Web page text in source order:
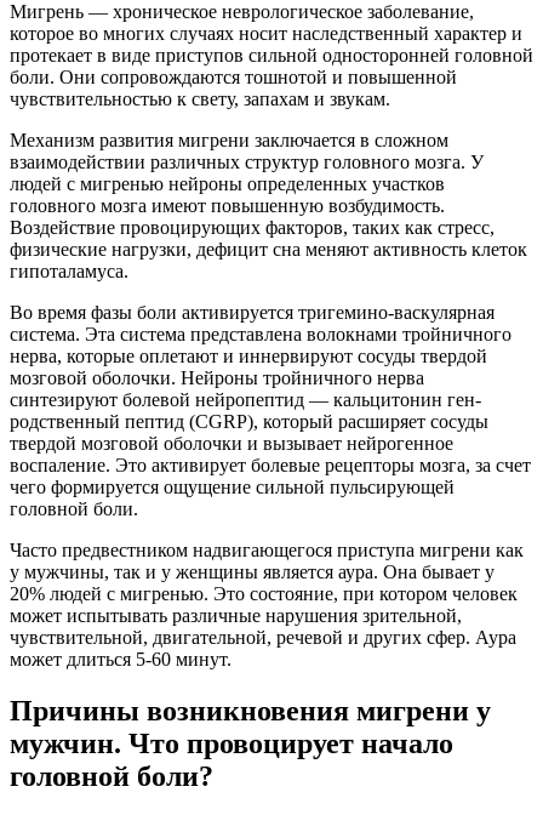
Мигрень — хроническое неврологическое заболевание,
которое во многих случаях носит наследственный характер и
протекает в виде приступов сильной односторонней головной
боли. Они сопровождаются тошнотой и повышенной
чувствительностью к свету, запахам и звукам.
Механизм развития мигрени заключается в сложном
взаимодействии различных структур головного мозга. У
людей с мигренью нейроны определенных участков
головного мозга имеют повышенную возбудимость.
Воздействие провоцирующих факторов, таких как стресс,
физические нагрузки, дефицит сна меняют активность клеток
гипоталамуса.
Во время фазы боли активируется тригемино-васкулярная
система. Эта система представлена волокнами тройничного
нерва, которые оплетают и иннервируют сосуды твердой
мозговой оболочки. Нейроны тройничного нерва
синтезируют болевой нейропептид — кальцитонин ген-
родственный пептид (CGRP), который расширяет сосуды
твердой мозговой оболочки и вызывает нейрогенное
воспаление. Это активирует болевые рецепторы мозга, за счет
чего формируется ощущение сильной пульсирующей
головной боли.
Часто предвестником надвигающегося приступа мигрени как
у мужчины, так и у женщины является аура. Она бывает у
20% людей с мигренью. Это состояние, при котором человек
может испытывать различные нарушения зрительной,
чувствительной, двигательной, речевой и других сфер. Аура
может длиться 5-60 минут.
Причины возникновения мигрени у
мужчин. Что провоцирует начало
головной боли?